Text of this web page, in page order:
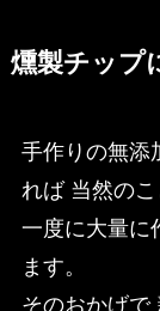
燻製チップ
手作りの無添
れば 当然のこ
一度に大量に
ます。
そのおかげで